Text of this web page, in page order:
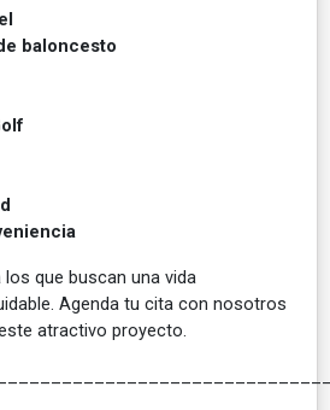
baloncesto
los que buscan una vida
Agenda tu cita con nosotros
atractivo proyecto.